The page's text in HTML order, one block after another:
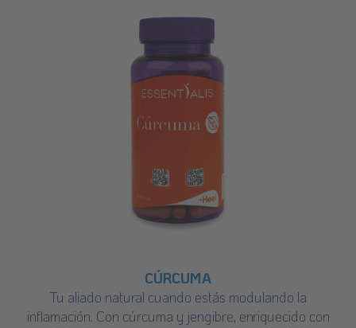
CÚRCUMA
Tu aliado natural cuando estás modulando la
inflamación. Con cúrcuma y jengibre, enriquecido con